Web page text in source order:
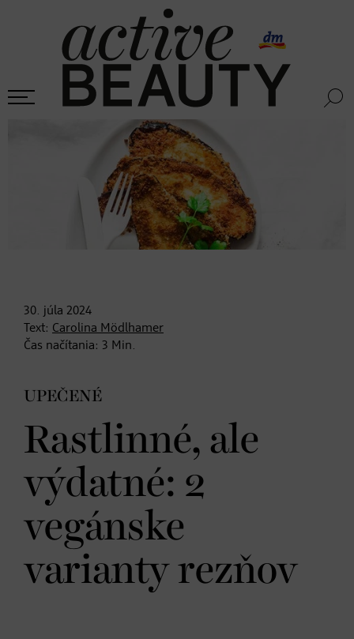
30. júla 2024
Text: Carolina Mödlhamer
Čas načítania: 3 Min.
UPEČENÉ
Rastlinné, ale
výdatné: 2
vegánske
varianty rezňov